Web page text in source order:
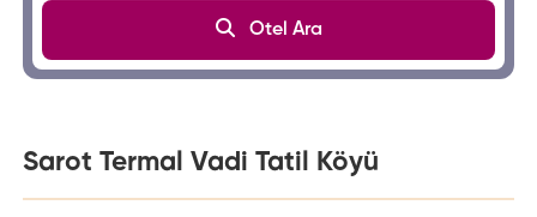
Otel Ara
Sarot Termal Vadi Tatil Köyü